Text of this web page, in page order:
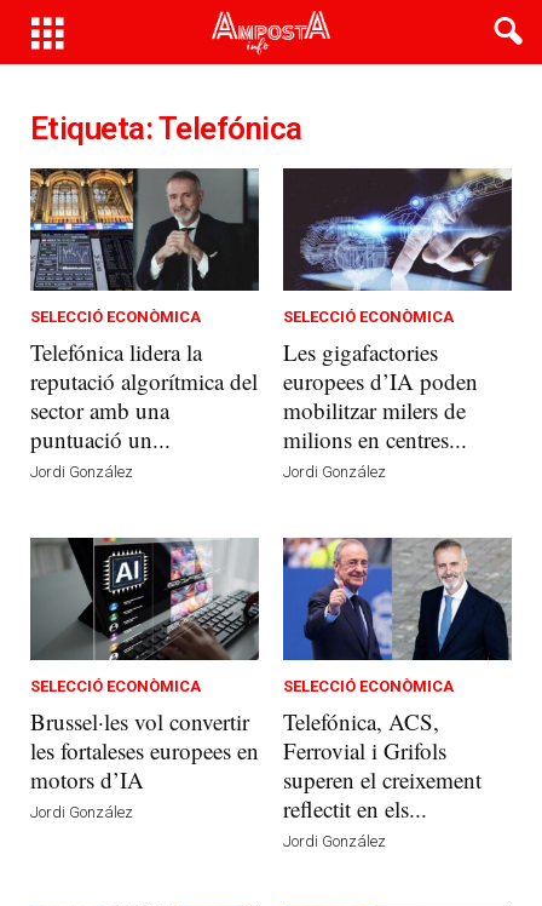
Etiqueta: Telefónica
SELECCIÓ ECONÒMICA
Telefónica lidera la
reputació algorítmica del
sector amb una
puntuació un...
Jordi González
SELECCIÓ ECONÒMICA
Les gigafactories
europees d’IA poden
mobilitzar milers de
milions en centres...
Jordi González
SELECCIÓ ECONÒMICA
Brussel·les vol convertir
les fortaleses europees en
motors d’IA
Jordi González
SELECCIÓ ECONÒMICA
Telefónica, ACS,
Ferrovial i Grifols
superen el creixement
reflectit en els...
Jordi González